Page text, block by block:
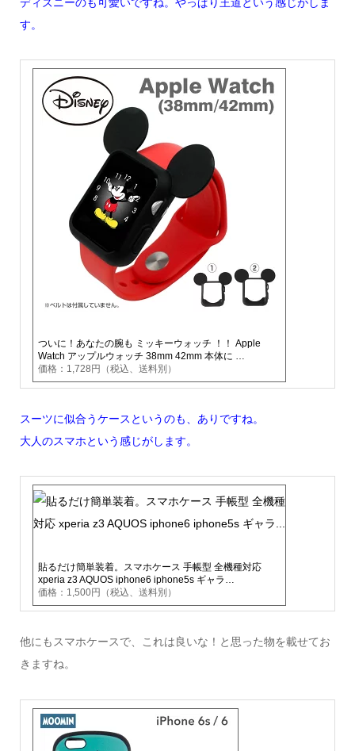
す。
ついに！あなたの腕も ミッキーウォッチ ！！ Apple
Watch アップルウォッチ 38mm 42mm 本体に …
価格：1,728円（税込、送料別）
スーツに似合うケースというのも、ありですね。
大人のスマホという感じがします。
貼るだけ簡単装着。スマホケース 手帳型 全機種対応
xperia z3 AQUOS iphone6 iphone5s ギャラ…
価格：1,500円（税込、送料別）
他にもスマホケースで、これは良いな！と思った物を載せてお
きますね。